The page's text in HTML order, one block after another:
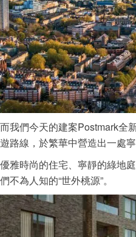
而我們今天的建案Postmark全
遊路線，於繁華中營造出一處
優雅時尚的住宅、寧靜的綠地
們不為人知的“世外桃源”。